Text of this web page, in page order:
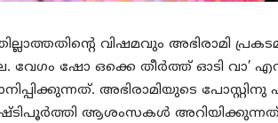
വിഷമവും അഭിരാമി
ഷോ ഒക്കെ തീര്‍ത്ത് ഓടി വാ’
അഭിരാമിയുടെ പോസ്റ്റിനു
ആശംസകള്‍